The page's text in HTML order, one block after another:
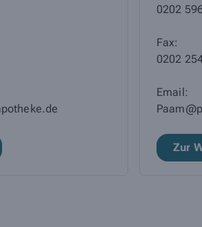
0202
Fax:
0202
Email:
Zur